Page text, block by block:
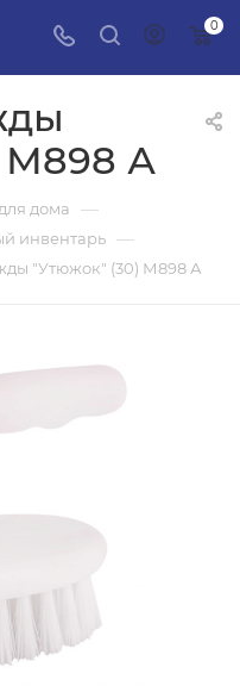
0
М898 А
дома —
инвентарь —
"Утюжок" (30) М898 А